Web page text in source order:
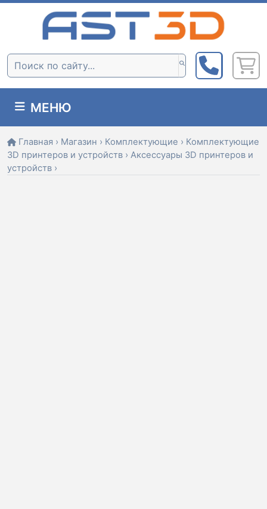
Skip
Поиск:
МЕНЮ
Главная › Магазин › Комплектующие › Комплектующие
3D принтеров и устройств › Аксессуары 3D принтеров и
устройств ›